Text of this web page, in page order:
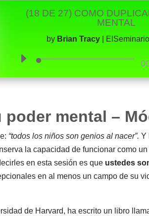
(18 DE 27) COMO
MENTAL
by Brian Tracy
mental –
“todos los niños son genios al nacer”. Y
la capacidad de funcionar como
en esta sesión es que ustedes
en al menos un campo de su
de Harvard, ha escrito un libro